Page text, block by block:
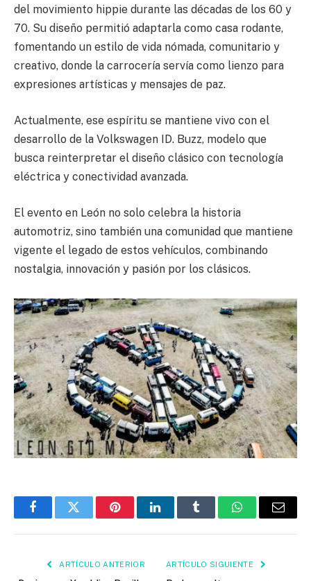
del movimiento hippie durante las décadas de los 60 y
70. Su diseño permitió adaptarla como casa rodante,
fomentando un estilo de vida nómada, comunitario y
creativo, donde la carrocería servía como lienzo para
expresiones artísticas y mensajes de paz.
Actualmente, ese espíritu se mantiene vivo con el
desarrollo de la Volkswagen ID. Buzz, modelo que
busca reinterpretar el diseño clásico con tecnología
eléctrica y conectividad avanzada.
El evento en León no solo celebra la historia
automotriz, sino también una comunidad que mantiene
vigente el legado de estos vehículos, combinando
nostalgia, innovación y pasión por los clásicos.
FacebookTwitter PinterestLinkedInTumblr WhatsAppEmail
ARTÍCULO ANTERIOR ARTÍCULO SIGUIENTE